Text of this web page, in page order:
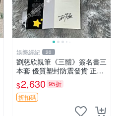
娛樂經紀 20
劉慈欣親筆《三體》簽名書三
本套 優質塑封防震發貨 正版
收藏推薦 三體 經典 科幻小說
$2,630 95折
折扣碼